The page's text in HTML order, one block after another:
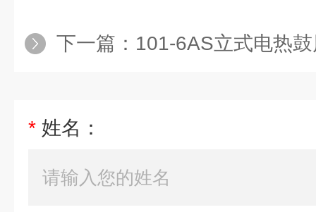
下一篇： 101-6AS立式电热鼓风干燥箱,
* 姓名：